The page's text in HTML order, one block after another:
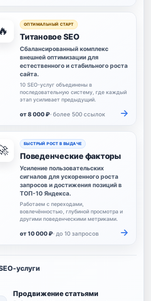
ОПТИМАЛЬНЫЙ СТАРТ
Титановое SEO
Сбалансированный комплекс
внешней оптимизации для
естественного и стабильного роста
сайта.
10 SEO-услуг объединены в
последовательную систему, где каждый
этап усиливает предыдущий.
от 8 000 ₽· более 500 ссылок →
БЫСТРЫЙ РОСТ В ВЫДАЧЕ
Поведенческие факторы
Усиление пользовательских
сигналов для ускоренного роста
запросов и достижения позиций в
ТОП-10 Яндекса.
Работаем с переходами,
вовлечённостью, глубиной просмотра и
другими поведенческими метриками.
от 10 000 ₽· до 10 запросов →
услуги
Продвижение статьями